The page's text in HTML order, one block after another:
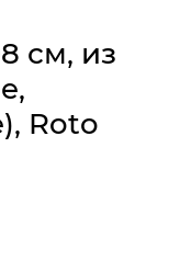
см, из
Roto